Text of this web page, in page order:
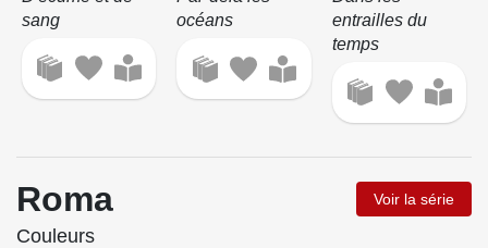
sang
océans
entrailles du
temps
Roma Voir la série
Couleurs